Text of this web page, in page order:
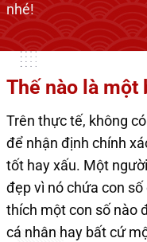
nhé!
Thế nào là một
Trên thực tế, không
để nhận định chính
tốt hay xấu. Một
đẹp vì nó chứa con số
thích một con số nào
cá nhân hay bất cứ